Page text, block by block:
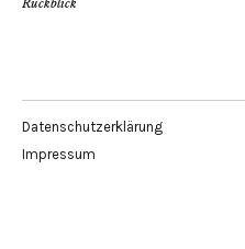
Datenschutzerklärung
Impressum